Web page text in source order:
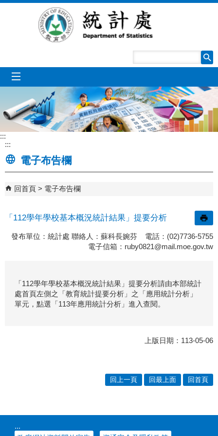
跳到主要內容區塊
:::
:::
電子布告欄
回首頁 電子布告欄
「112學年學校基本概況統計結果」提要分析
發布單位：統計處 聯絡人：蘇科長婉芬 電話：(02)7736-5755
電子信箱： ruby0821@mail.moe.gov.tw
「112學年學校基本概況統計結果」提要分析請由本部統計
處首頁左側之「教育統計提要分析」之「應用統計分析 」
單元，點選「113年應用統計分析 」進入查閱。
上版日期：113-05-06
回上一頁 回最上面 回首頁
:::